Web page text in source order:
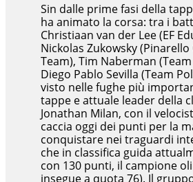
Sin dalle prime fasi della
ha animato la corsa: tra i
Christiaan van der Lee (EF
Nickolas Zukowsky (Pinarello
Team), Tim Naberman
Diego Pablo Sevilla (Team
visto nelle fughe più
tappe e attuale leader della
Jonathan Milan, con il
caccia oggi dei punti per la
conquistare nei traguardi
che in classifica guida
con 130 punti, il campione
insegue a quota 76). Il